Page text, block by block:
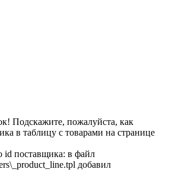
Подскажите, пожалуйста, как
в таблицу с товарами на странице
id поставщика: в файл
добавил